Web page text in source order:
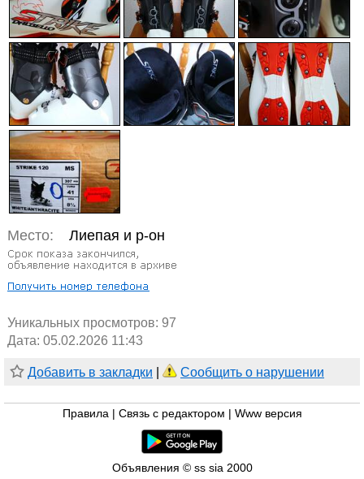
Место: Лиепая и р-он
Уникальных просмотров: 97
Дата: 05.02.2026 11:43
Добавить в закладки Сообщить о нарушении
Правила Связь с редактором Www версия
Объявления © ss sia 2000